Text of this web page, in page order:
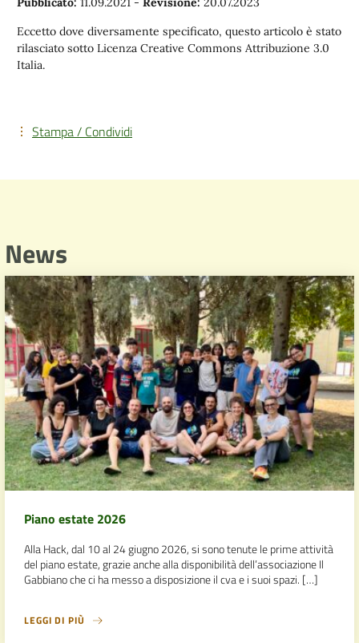
Eccetto dove diversamente specificato, questo articolo è stato
rilasciato sotto Licenza Creative Commons Attribuzione 3.0
Italia.
Stampa / Condividi
News
Piano estate 2026
Alla Hack, dal 10 al 24 giugno 2026, si sono tenute le prime attività
del piano estate, grazie anche alla disponibilità dell’associazione Il
Gabbiano che ci ha messo a disposizione il cva e i suoi spazi. […]
LEGGI DI PIÙ